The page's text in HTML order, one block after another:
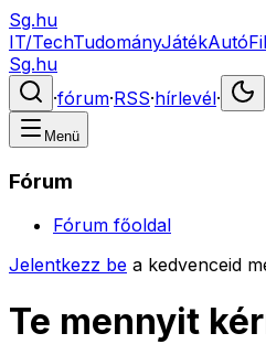
Sg.hu
IT/TechTudományJátékAutó
Sg.hu
·fórum·RSS·hírlevél·
Menü
Fórum
Fórum főoldal
Jelentkezz be a kedvenceid
Te mennyit